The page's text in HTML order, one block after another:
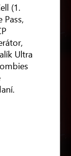
(1.
Ultra